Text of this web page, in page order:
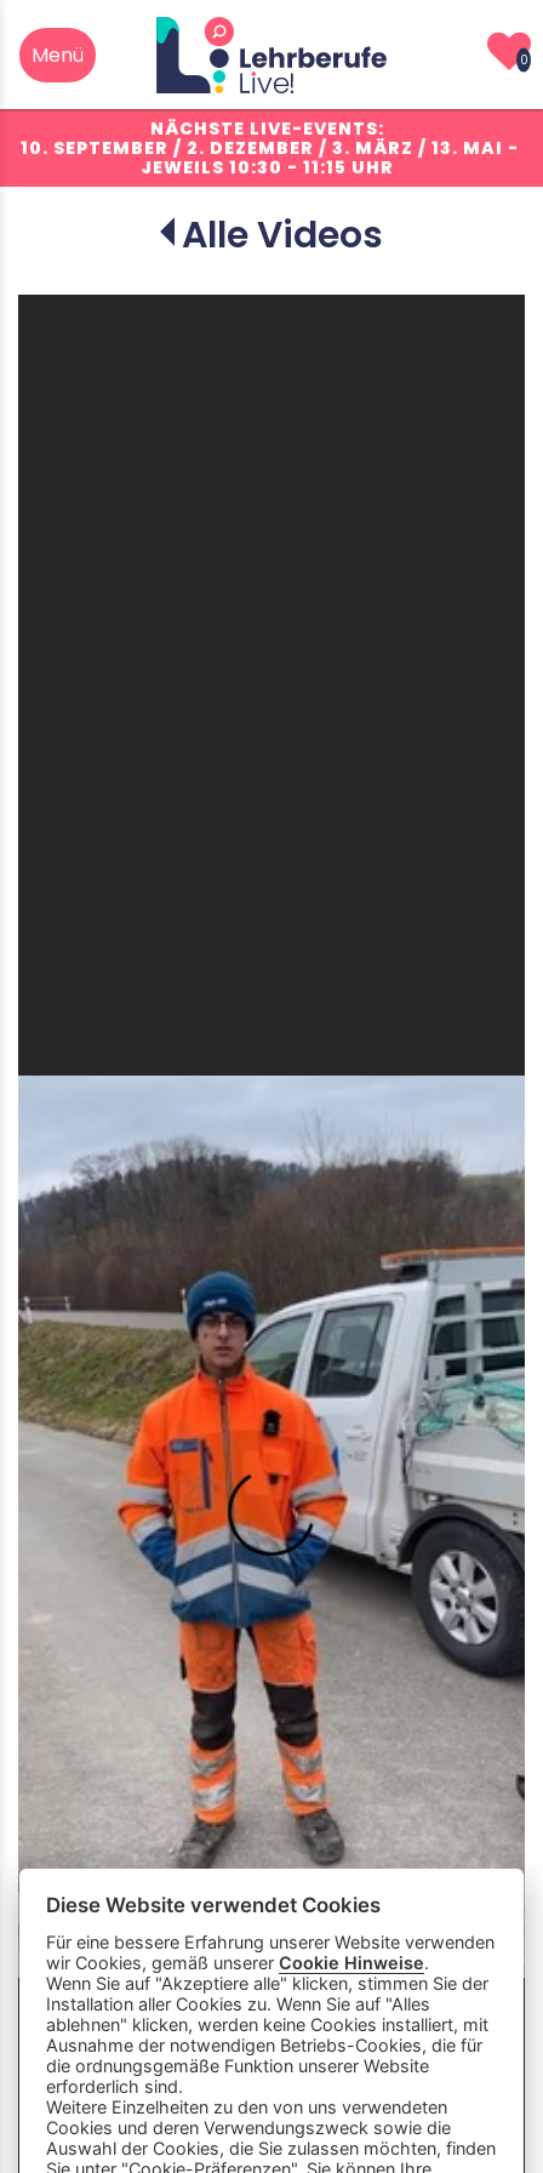
0
NÄCHSTE LIVE-EVENTS:
10. SEPTEMBER / 2. DEZEMBER / 3. MÄRZ / 13. MAI -
JEWEILS 10:30 - 11:15 UHR
Alle Videos
info
Dieser Chatbot wird von Künstlicher
Intelligenz unterstützt. Er wertet unsere
Diese Website verwendet Cookies
Für eine bessere Erfahrung unserer Website verwenden
wir Cookies, gemäß unsererCookie Hinweise.
Wenn Sie auf "Akzeptiere alle" klicken, stimmen Sie der
Installation aller Cookies zu. Wenn Sie auf "Alles
ablehnen" klicken, werden keine Cookies installiert, mit
Ausnahme der notwendigen Betriebs-Cookies, die für
die ordnungsgemäße Funktion unserer Website
erforderlich sind.
Weitere Einzelheiten zu den von uns verwendeten
Cookies und deren Verwendungszweck sowie die
Auswahl der Cookies, die Sie zulassen möchten, finden
Sie unter "Cookie-Präferenzen". Sie können Ihre